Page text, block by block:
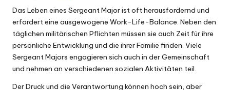
Das Leben eines Sergeant Major ist oft herausfordernd und
erfordert eine ausgewogene Work-Life-Balance. Neben den
täglichen militärischen Pflichten müssen sie auch Zeit für ihre
persönliche Entwicklung und die ihrer Familie finden. Viele
Sergeant Majors engagieren sich auch in der Gemeinschaft
und nehmen an verschiedenen sozialen Aktivitäten teil.
Der Druck und die Verantwortung können hoch sein, aber